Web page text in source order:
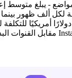
لكل ألف ظهور
على تشغيل 10 إلى 14 دولارًا